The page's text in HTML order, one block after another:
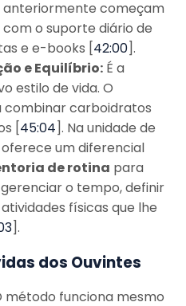
começam
o suporte diário de
e e-books [42:00].
e Equilíbrio: É a
estilo de vida. O
combinar carboidratos
[45:04]. Na unidade de
um diferencial
de rotina para
o tempo, definir
físicas que lhe
].
dos Ouvintes
método funciona mesmo